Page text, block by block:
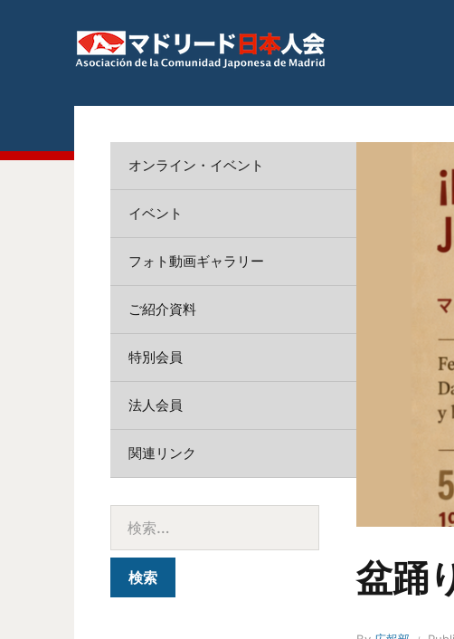
盆踊
オンライン・イベント
イベント
フォト動画ギャラリー
ご紹介資料
特別会員
法人会員
関連リンク